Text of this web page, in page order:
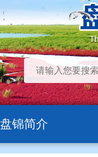
盘锦简介